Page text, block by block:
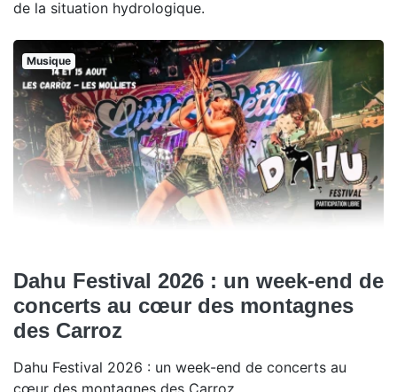
de la situation hydrologique.
Musique
Dahu Festival 2026 : un week-end de
concerts au cœur des montagnes
des Carroz
Dahu Festival 2026 : un week-end de concerts au
cœur des montagnes des Carroz